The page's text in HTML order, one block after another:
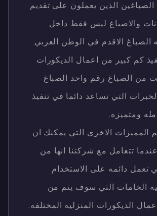
الذين يعملون على تقديم
والاصباغ ليس فقط داخل
الصباغ الاقدم في الوطن العربي.
كم كبير من اعمال الديكورات
من الصباغ رقم واحد الصباغ
التي تساعد دائما في تنفيذ
ومتميزه.
المميزات الاخرى التي يمكنك ان
تتعامل مع شركتنا انها من
تعمل دائمه على الاستخدام
الخامات التي سوف يتم من
الديكورات المنزليه المختلفه.